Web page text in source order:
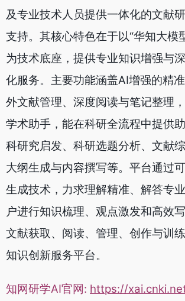
及专业技术人员提供一体化的文献
支持。其核心特色在于以“华知大模
为技术底座，提供专业知识增强与
化服务。主要功能涵盖AI增强的精
外文献管理、深度阅读与笔记整理
学术助手，能在科研全流程中提供
科研究启发、科研选题分析、文献
大纲生成与内容撰写等。平台通过
生成技术，力求理解精准、解答专
户进行知识梳理、观点激发和高效
文献获取、阅读、管理、创作与训
知识创新服务平台。
知网研学AI官网: https://